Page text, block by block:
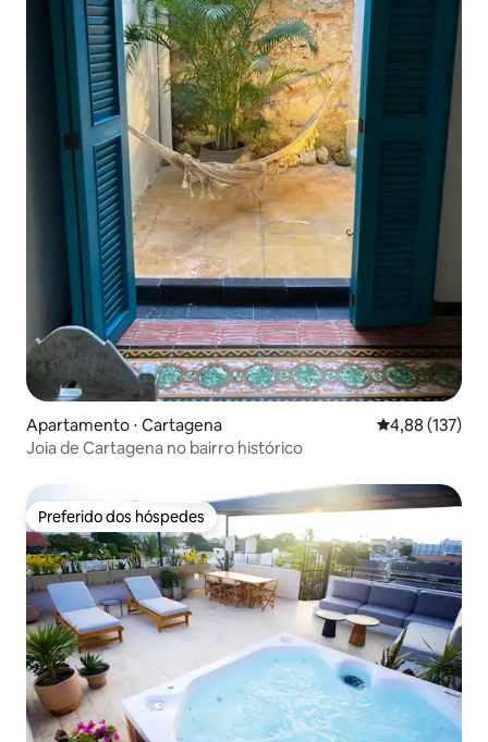
Apartamento ⋅ Cartagena 4,88 de uma
4,88 (137)
Joia de Cartagena no bairro histórico
Preferido dos hóspedes
Preferido dos hóspedes